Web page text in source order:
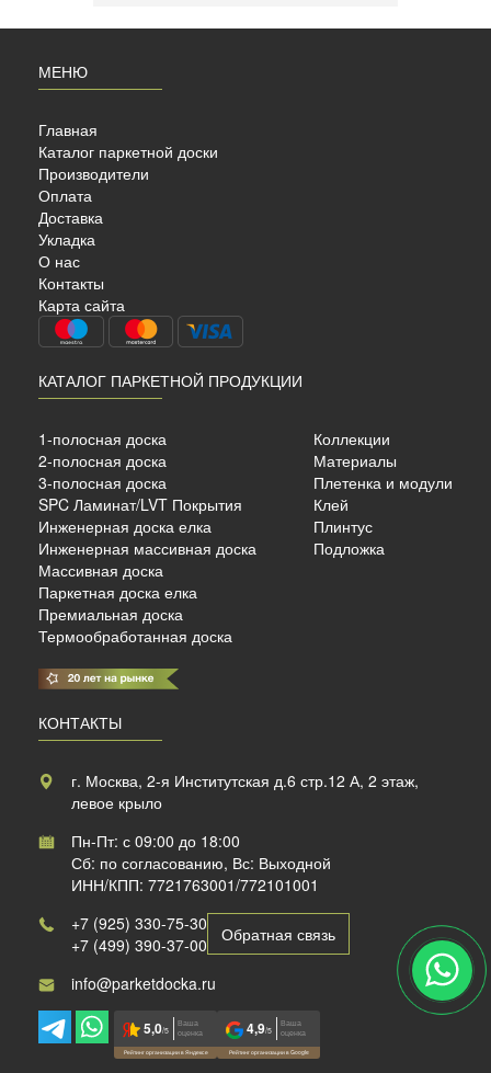
14 мм x 188 мм x 2266 мм
м²
МЕНЮ
Главная
Каталог паркетной доски
Производители
Оплата
Доставка
Укладка
О нас
Контакты
Карта сайта
КАТАЛОГ ПАРКЕТНОЙ ПРОДУКЦИИ
1-полосная доска
2-полосная доска
3-полосная доска
SPC Ламинат/LVT Покрытия
Инженерная доска елка
Инженерная массивная доска
Массивная доска
Паркетная доска елка
Премиальная доска
Термообработанная доска
Коллекции
Материалы
Плетенка и модули
Клей
Плинтус
Подложка
КОНТАКТЫ
г. Москва, 2-я Институтская д.6 стр.12 А, 2 этаж,
левое крыло
Пн-Пт: с 09:00 до 18:00
Сб: по согласованию, Вс: Выходной
ИНН/КПП: 7721763001/772101001
+7 (925) 330-75-30
+7 (499) 390-37-00
Обратная связь
info@parketdocka.ru
5,0/5
Ваша
оценка
Рейтинг организации в Яндексе
4,9/5
Ваша
оценка
Рейтинг организации в Google